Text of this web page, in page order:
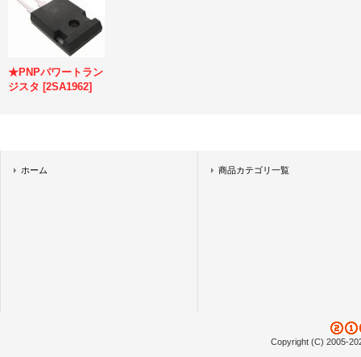
★PNPパワートラン
ジスタ [2SA1962]
ホーム 商品カテゴリ一覧
Copyright (C) 2005-